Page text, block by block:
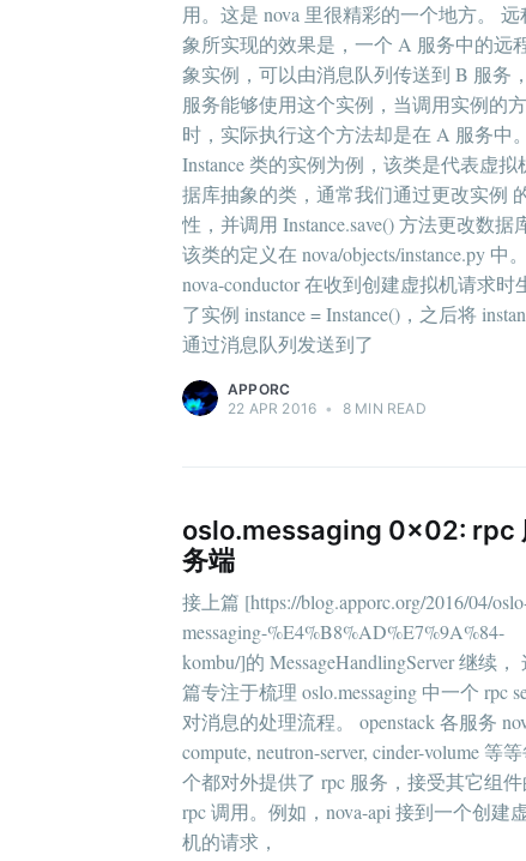
用。这是 nova 里很精彩的一个地方。 远
象所实现的效果是，一个 A 服务中的远
象实例，可以由消息队列传送到 B 服务
服务能够使用这个实例，当调用实例的
时，实际执行这个方法却是在 A 服务中
Instance 类的实例为例，该类是代表虚拟
据库抽象的类，通常我们通过更改实例
性，并调用 Instance.save() 方法更改数据
该类的定义在 nova/objects/instance.py 中。
nova-conductor 在收到创建虚拟机请求时
了实例 instance = Instance()，之后将
通过消息队列发送到了
APPORC
22 APR 2016 • 8 MIN READ
oslo.messaging 0x02: rpc
务端
接上篇 [https://blog.apporc.org/2016/04/
messaging-%E4%B8%AD%E7%9A%84-
kombu/]的 MessageHandlingServer 继续，
篇专注于梳理 oslo.messaging 中一个 rpc
对消息的处理流程。 openstack 各服务
compute, neutron-server, cinder-volume 等
个都对外提供了 rpc 服务，接受其它组件
rpc 调用。例如，nova-api 接到一个创建
机的请求，
Stay